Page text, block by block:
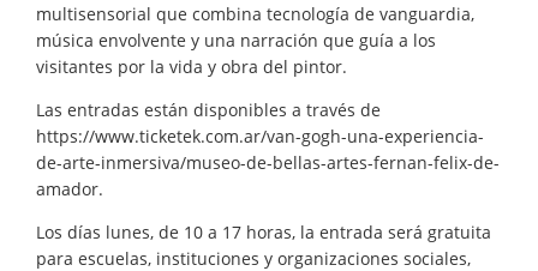
multisensorial que combina tecnología de vanguardia,
música envolvente y una narración que guía a los
visitantes por la vida y obra del pintor.
Las entradas están disponibles a través de
https://www.ticketek.com.ar/van-gogh-una-experiencia-
de-arte-inmersiva/museo-de-bellas-artes-fernan-felix-de-
amador.
Los días lunes, de 10 a 17 horas, la entrada será gratuita
para escuelas, instituciones y organizaciones sociales,